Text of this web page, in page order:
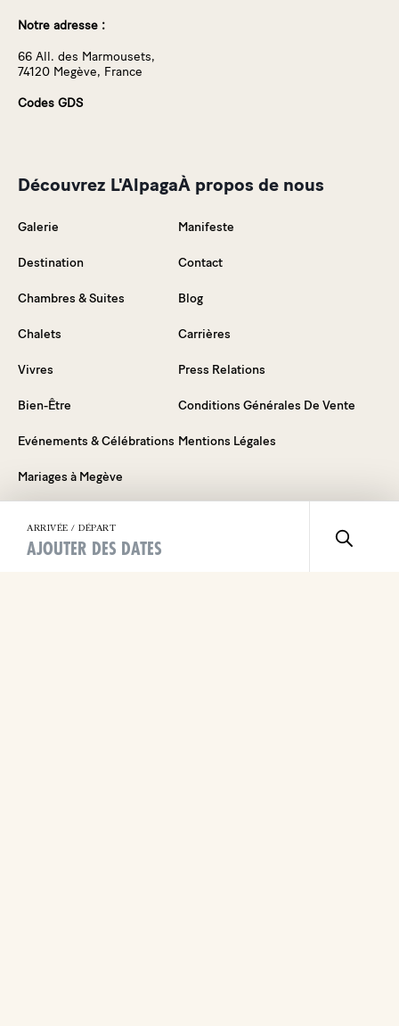
Notre adresse :
66 All. des Marmousets,
74120 Megève, France
Codes GDS
Découvrez L'Alpaga
Galerie
Destination
Chambres & Suites
Chalets
Vivres
Bien-Être
Evénements & Célébrations
Mariages à Megève
Vouchers
À propos de nous
Manifeste
Contact
Blog
Carrières
Press Relations
Conditions Générales De Vente
Mentions Légales
ARRIVÉE / DÉPART
AJOUTER DES DATES